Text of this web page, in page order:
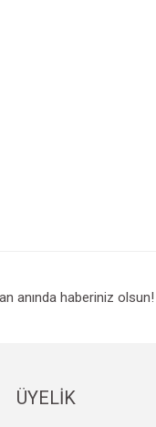
anında haberiniz olsun!
ÜYELİK